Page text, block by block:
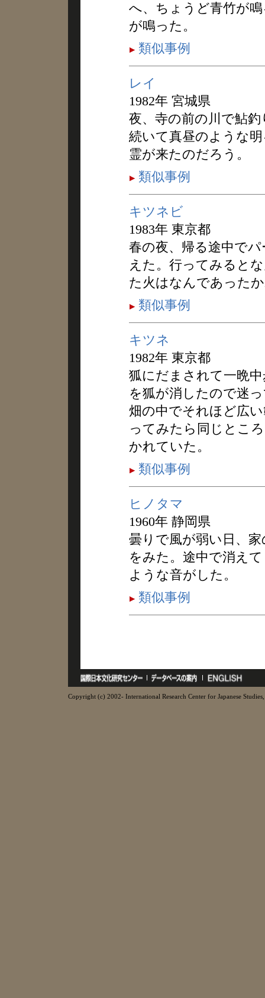
へ、ちょうど青竹が
が鳴った。
類似事例
レイ
1982年 宮城県
夜、寺の前の川で鮎
続いて真昼のような
霊が来たのだろう。
類似事例
キツネビ
1983年 東京都
春の夜、帰る途中で
えた。行ってみると
た火はなんであった
類似事例
キツネ
1982年 東京都
狐にだまされて一晩
を狐が消したので迷
畑の中でそれほど広
ってみたら同じとこ
かれていた。
類似事例
ヒノタマ
1960年 静岡県
曇りで風が弱い日、
をみた。途中で消え
ような音がした。
類似事例
Copyright (c) 2002- International Research Center for Japanese